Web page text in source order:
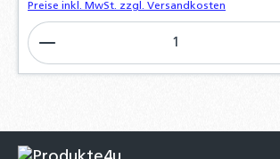
Preise inkl. MwSt. zzgl. Versandkosten
Produkt Anzahl: Gib den